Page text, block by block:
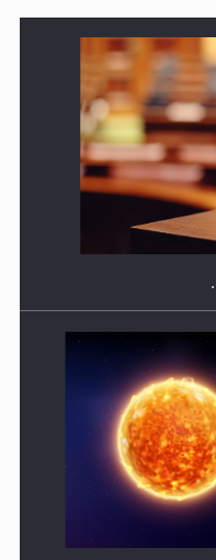
للمحجبات وغير
أيده الله في أطفال